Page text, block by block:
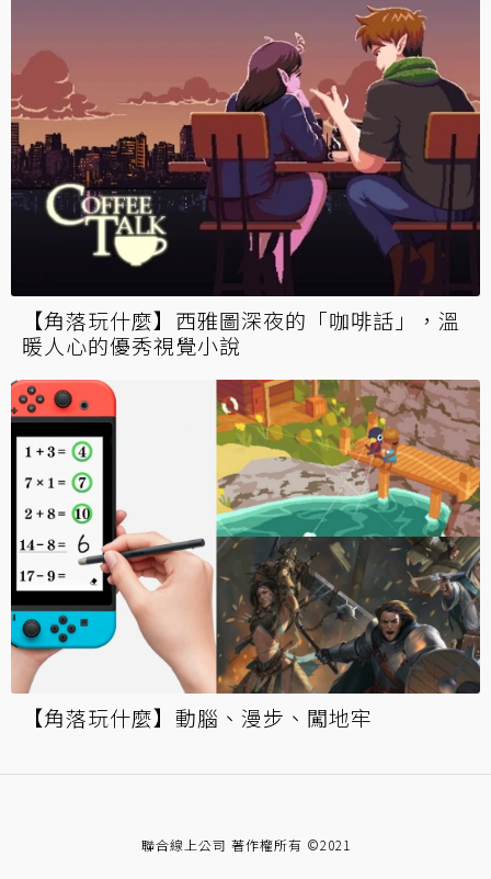
【角落玩什麼】西雅圖深夜的「咖啡話」，溫
暖人心的優秀視覺小說
【角落玩什麼】動腦、漫步、闖地牢
聯合線上公司 著作權所有 ©2021